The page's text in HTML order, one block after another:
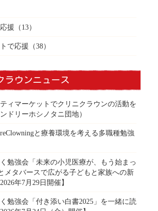
援 （13）
で応援 （38）
ラウンニュース
ィマーケットでクリニクラウンの活動を
ドリーホシノタニ団地）
と療養環境を考える多職種勉強
勉強会「未来の小児医療が、もう始まっ
メタバースで広がる子どもと家族への新
年7月29日開催】
勉強会「付き添い白書2025」を一緒に読